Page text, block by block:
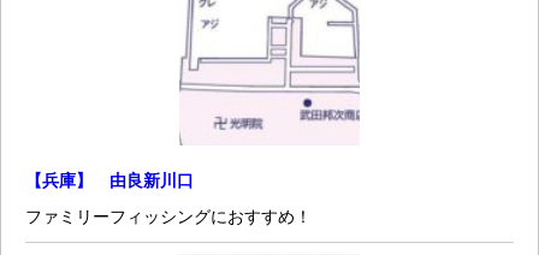
【兵庫】 由良新川口
ファミリーフィッシングにおすすめ！